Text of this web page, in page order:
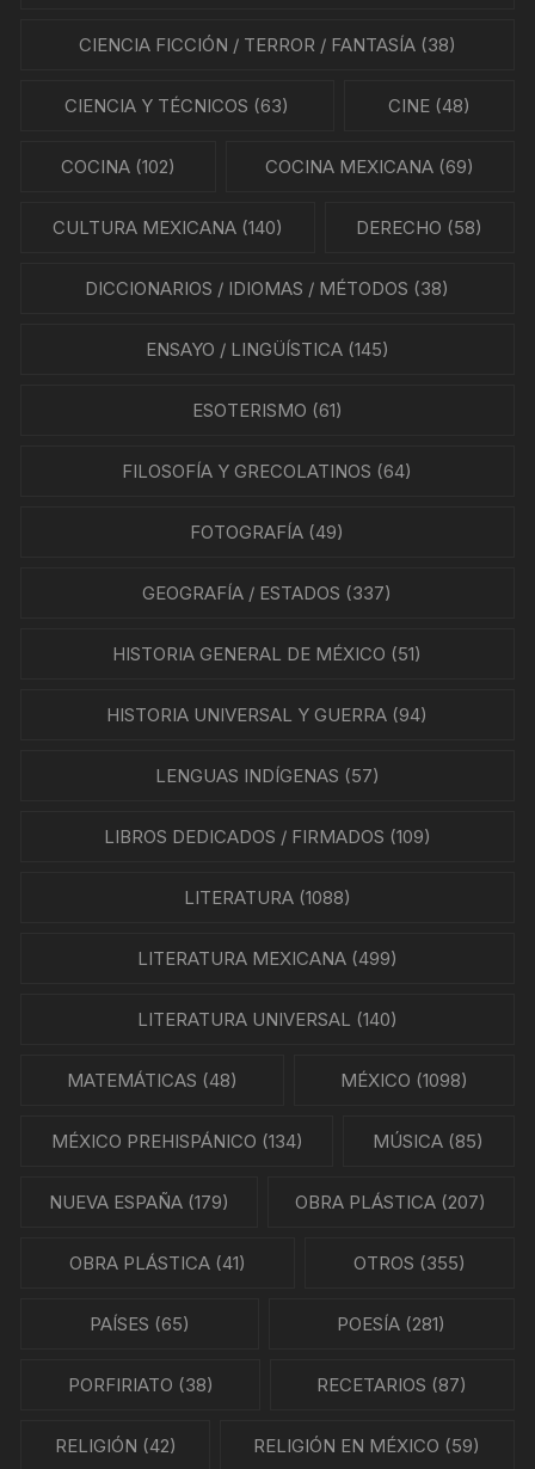
CIENCIA FICCIÓN / TERROR / FANTASÍA(38)
CIENCIA Y TÉCNICOS (63) CINE(48)
COCINA(102) COCINA MEXICANA (69)
CULTURA MEXICANA(140) DERECHO (58)
DICCIONARIOS / IDIOMAS / MÉTODOS (38)
ENSAYO / LINGÜÍSTICA(145)
ESOTERISMO (61)
FILOSOFÍA Y GRECOLATINOS (64)
FOTOGRAFÍA (49)
GEOGRAFÍA / ESTADOS (337)
HISTORIA GENERAL DE MÉXICO (51)
HISTORIA UNIVERSAL Y GUERRA (94)
LENGUAS INDÍGENAS (57)
LIBROS DEDICADOS / FIRMADOS (109)
LITERATURA(1088)
LITERATURA MEXICANA(499)
LITERATURA UNIVERSAL (140)
MATEMÁTICAS (48) MÉXICO (1098)
MÉXICO PREHISPÁNICO (134) MÚSICA (85)
NUEVA ESPAÑA(179) OBRA PLÁSTICA (207)
OBRA PLÁSTICA (41) OTROS (355)
PAÍSES (65) POESÍA (281)
PORFIRIATO (38) RECETARIOS (87)
RELIGIÓN (42) RELIGIÓN EN MÉXICO (59)